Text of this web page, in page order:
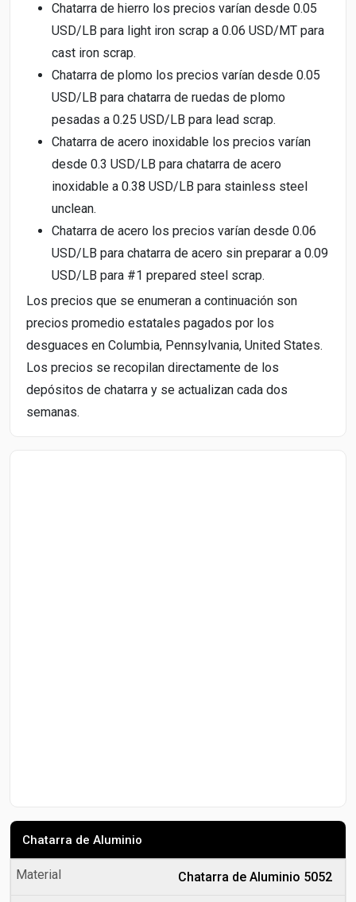
Chatarra de hierro los precios varían desde 0.05
USD/LB para light iron scrap a 0.06 USD/MT para
cast iron scrap.
Chatarra de plomo los precios varían desde 0.05
USD/LB para chatarra de ruedas de plomo
pesadas a 0.25 USD/LB para lead scrap.
Chatarra de acero inoxidable los precios varían
desde 0.3 USD/LB para chatarra de acero
inoxidable a 0.38 USD/LB para stainless steel
unclean.
Chatarra de acero los precios varían desde 0.06
USD/LB para chatarra de acero sin preparar a 0.09
USD/LB para #1 prepared steel scrap.
Los precios que se enumeran a continuación son
precios promedio estatales pagados por los
desguaces en Columbia, Pennsylvania, United States.
Los precios se recopilan directamente de los
depósitos de chatarra y se actualizan cada dos
semanas.
Chatarra de Aluminio
Chatarra de Aluminio 5052